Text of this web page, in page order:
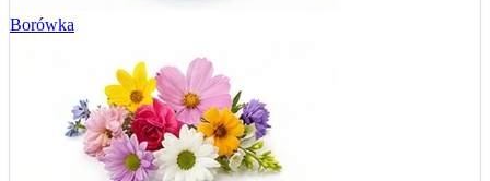
Borówka